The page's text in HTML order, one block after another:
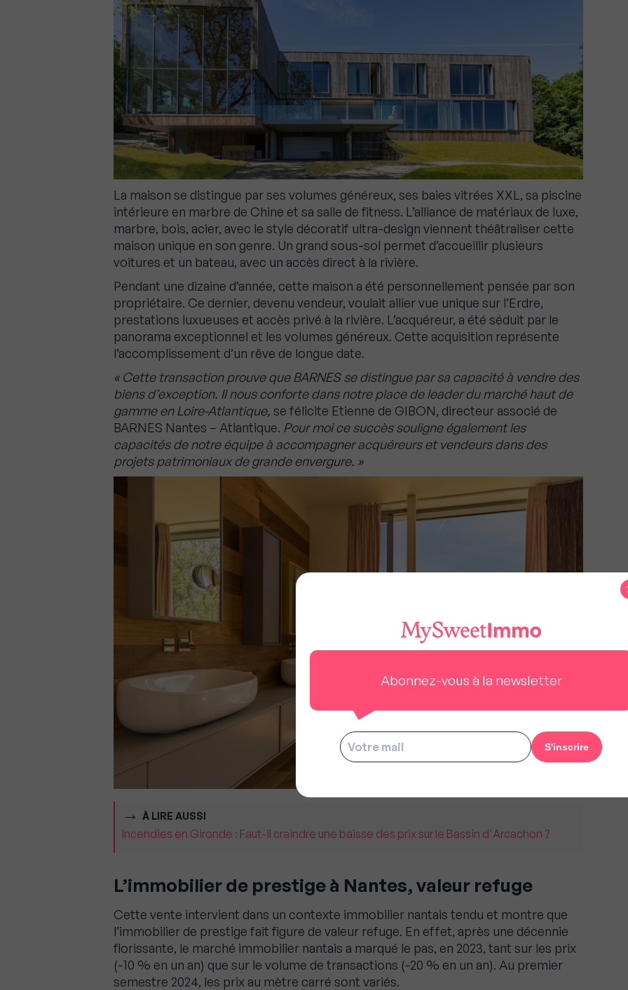
La maison se distingue par ses volumes généreux, ses baies vitrées XXL, sa piscine
intérieure en marbre de Chine et sa salle de fitness. L’alliance de matériaux de luxe,
marbre, bois, acier, avec le style décoratif ultra-design viennent théâtraliser cette
maison unique en son genre. Un grand sous-sol permet d’accueillir plusieurs
voitures et un bateau, avec un accès direct à la rivière.
Pendant une dizaine d’année, cette maison a été personnellement pensée par son
propriétaire. Ce dernier, devenu vendeur, voulait allier vue unique sur l’Erdre,
prestations luxueuses et accès privé à la rivière. L’acquéreur, a été séduit par le
panorama exceptionnel et les volumes généreux. Cette acquisition représente
l’accomplissement d’un rêve de longue date.
« Cette transaction prouve que BARNES se distingue par sa capacité à vendre des
biens d’exception. Il nous conforte dans notre place de leader du marché haut de
gamme en Loire-Atlantique, se félicite Etienne de GIBON, directeur associé de
BARNES Nantes – Atlantique. Pour moi ce succès souligne également les
capacités de notre équipe à accompagner acquéreurs et vendeurs dans des
projets patrimoniaux de grande envergure. »
À LIRE AUSSI
Incendies en Gironde : Faut-il craindre une baisse des prix sur le Bassin d'Arcachon ?
L’immobilier de prestige à Nantes, valeur refuge
Cette vente intervient dans un contexte immobilier nantais tendu et montre que
l’immobilier de prestige fait figure de valeur refuge. En effet, après une décennie
florissante, le marché immobilier nantais a marqué le pas, en 2023, tant sur les prix
(-10 % en un an) que sur le volume de transactions (-20 % en un an). Au premier
semestre 2024, les prix au mètre carré sont variés.
Abonnez-vous à la newsletter